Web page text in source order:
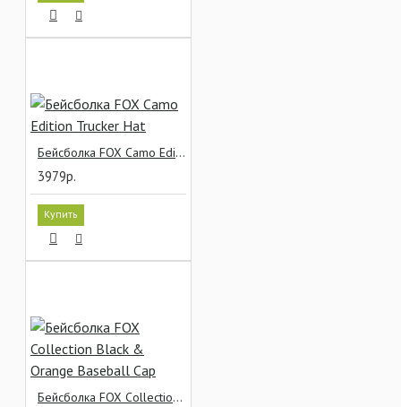
Бейсболка FOX Camo Edition Trucker Hat
3979р.
Купить
Бейсболка FOX Collection Black & Orange Baseball Cap